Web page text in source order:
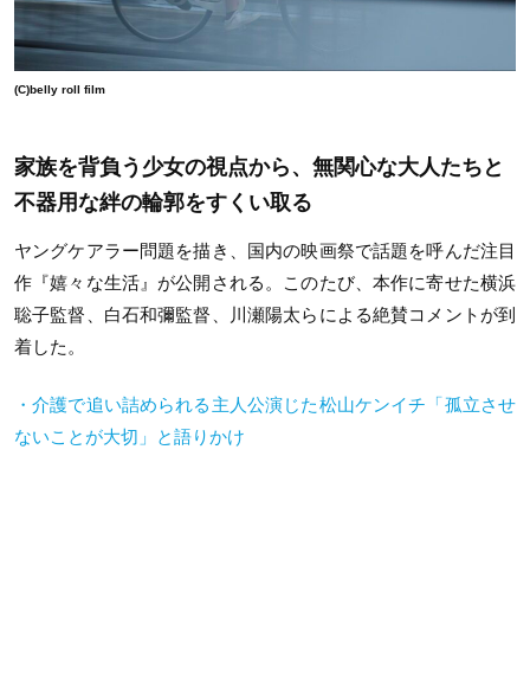
(C)belly roll film
家族を背負う少女の視点から、無関心な大人たちと
不器用な絆の輪郭をすくい取る
ヤングケアラー問題を描き、国内の映画祭で話題を呼んだ注目
作『嬉々な生活』が公開される。このたび、本作に寄せた横浜
聡子監督、白石和彌監督、川瀬陽太らによる絶賛コメントが到
着した。
・介護で追い詰められる主人公演じた松山ケンイチ「孤立させ
ないことが大切」と語りかけ